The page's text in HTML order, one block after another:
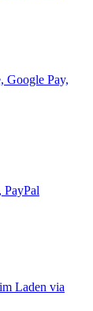
Google Pay,
PayPal
Laden via